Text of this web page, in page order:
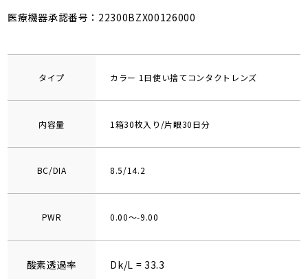
医療機器承認番号：22300BZX00126000
タイプ カラー 1日使い捨てコンタクトレンズ
内容量 1箱30枚入り/片眼30日分
BC/DIA 8.5/14.2
PWR 0.00～-9.00
酸素透過率 Dk/L = 33.3